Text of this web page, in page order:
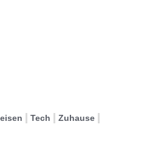
Tech Zuhause